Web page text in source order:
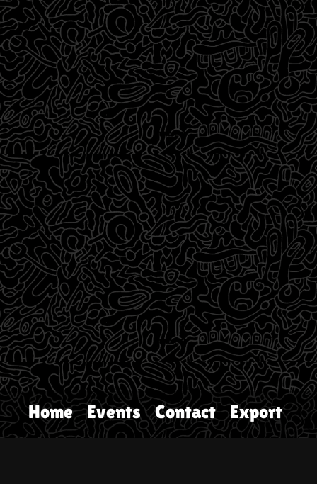
Home Events Contact Export